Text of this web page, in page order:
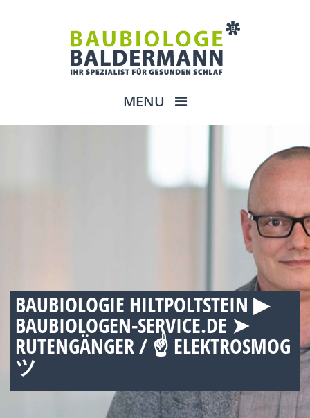
MENU
BAUBIOLOGIE HILTPOLTSTEIN ▶︎
BAUBIOLOGEN-SERVICE.DE ➤
RUTENGÄNGER / ☝ ELEKTROSMOG
ツ